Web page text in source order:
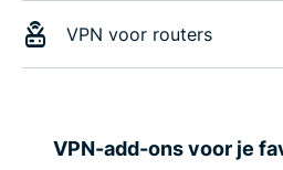
VPN voor routers
VPN-add-ons voor je